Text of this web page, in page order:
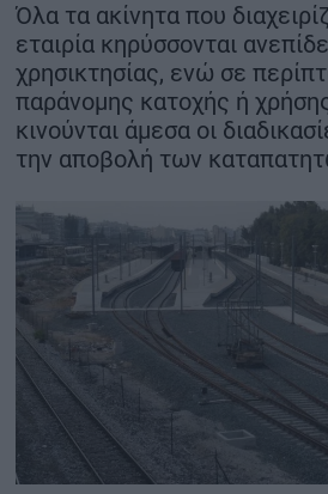
ΜΕΤΑΦΟΡΕΣ -
ΨΗΦΙΑΚΟΣ ΚΟΣΜΟΣ
ΟΙΚΟΝΟΜΙΑ -
MY PROPERTY
ΚΑΡΑΜΠΟΛΕΣ
ΟΡΟΙ ΧΡΗΣΗΣ
ΕΠΙΚΟΙΝΩΝΙΑ
ΤΑΥΤΟΤΗΤΑ
Όλα τα ακίνητα που
εταιρία κηρύσσονται
χρησικτησίας, ενώ σε
παράνομης κατοχής ή
κινούνται άμεσα οι
την αποβολή των